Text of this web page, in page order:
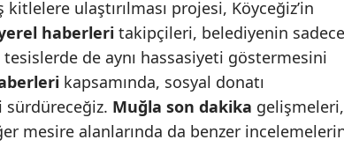
ulaştırılması projesi, Köyceğiz’in
haberleri takipçileri, belediyenin sadece
de aynı hassasiyeti göstermesini
kapsamında, sosyal donatı
Muğla son dakika gelişmeleri,
mesire alanlarında da benzer